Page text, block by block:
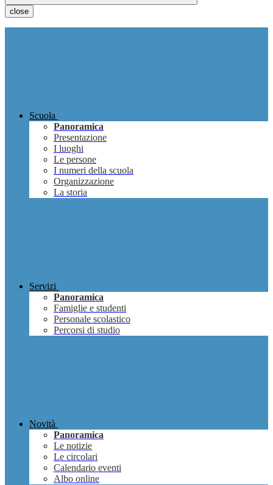
close
Scuola
Panoramica
Presentazione
I luoghi
Le persone
I numeri della scuola
Organizzazione
La storia
Servizi
Panoramica
Famiglie e studenti
Personale scolastico
Percorsi di studio
Novità
Panoramica
Le notizie
Le circolari
Calendario eventi
Albo online